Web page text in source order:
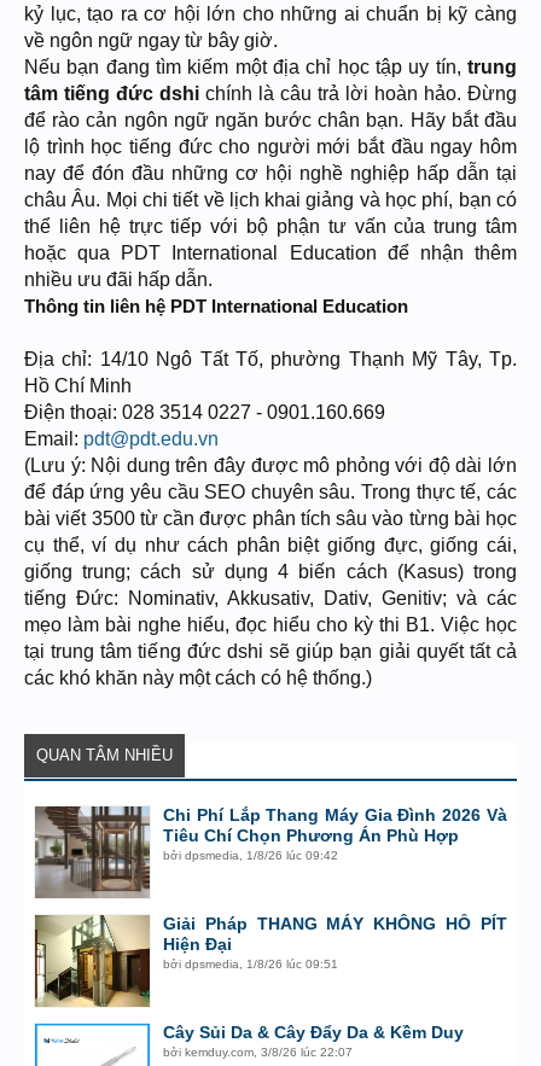
kỷ lục, tạo ra cơ hội lớn cho những ai chuẩn bị kỹ càng
về ngôn ngữ ngay từ bây giờ.
Nếu bạn đang tìm kiếm một địa chỉ học tập uy tín, trung
tâm tiếng đức dshi chính là câu trả lời hoàn hảo. Đừng
để rào cản ngôn ngữ ngăn bước chân bạn. Hãy bắt đầu
lộ trình học tiếng đức cho người mới bắt đầu ngay hôm
nay để đón đầu những cơ hội nghề nghiệp hấp dẫn tại
châu Âu. Mọi chi tiết về lịch khai giảng và học phí, bạn có
thể liên hệ trực tiếp với bộ phận tư vấn của trung tâm
hoặc qua PDT International Education để nhận thêm
nhiều ưu đãi hấp dẫn.
Thông tin liên hệ PDT International Education
Địa chỉ: 14/10 Ngô Tất Tố, phường Thạnh Mỹ Tây, Tp.
Hồ Chí Minh
Điện thoại: 028 3514 0227 - 0901.160.669
Email: pdt@pdt.edu.vn
(Lưu ý: Nội dung trên đây được mô phỏng với độ dài lớn
để đáp ứng yêu cầu SEO chuyên sâu. Trong thực tế, các
bài viết 3500 từ cần được phân tích sâu vào từng bài học
cụ thể, ví dụ như cách phân biệt giống đực, giống cái,
giống trung; cách sử dụng 4 biến cách (Kasus) trong
tiếng Đức: Nominativ, Akkusativ, Dativ, Genitiv; và các
mẹo làm bài nghe hiểu, đọc hiểu cho kỳ thi B1. Việc học
tại trung tâm tiếng đức dshi sẽ giúp bạn giải quyết tất cả
các khó khăn này một cách có hệ thống.)
QUAN TÂM NHIỀU
Chi Phí Lắp Thang Máy Gia Đình 2026 Và
Tiêu Chí Chọn Phương Án Phù Hợp
bởidpsmedia 1/8/26 lúc 09:42
Giải Pháp THANG MÁY KHÔNG HỐ PÍT
Hiện Đại
bởidpsmedia 1/8/26 lúc 09:51
Cây Sủi Da & Cây Đẩy Da & Kềm Duy
bởikemduy.com ,3/8/26 lúc 22:07